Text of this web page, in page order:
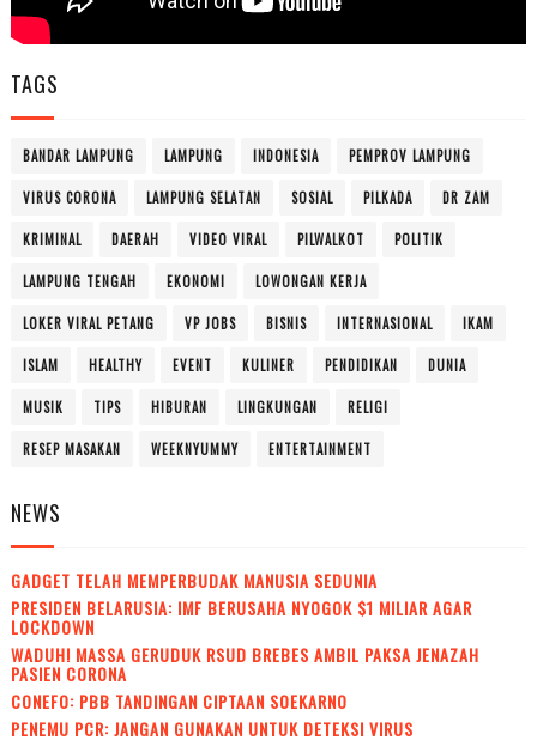
TAGS
BANDAR LAMPUNG LAMPUNG INDONESIA PEMPROV LAMPUNG
VIRUS CORONA LAMPUNG SELATAN SOSIAL PILKADA DR ZAM
KRIMINAL DAERAH VIDEO VIRAL PILWALKOT POLITIK
LAMPUNG TENGAH EKONOMI LOWONGAN KERJA
LOKER VIRAL PETANG VP JOBS BISNIS INTERNASIONAL IKAM
ISLAM HEALTHY EVENT KULINER PENDIDIKAN DUNIA
MUSIK TIPS HIBURAN LINGKUNGAN RELIGI
RESEP MASAKAN WEEKNYUMMY ENTERTAINMENT
NEWS
GADGET TELAH MEMPERBUDAK MANUSIA SEDUNIA
PRESIDEN BELARUSIA: IMF BERUSAHA NYOGOK $1 MILIAR AGAR
LOCKDOWN
WADUH! MASSA GERUDUK RSUD BREBES AMBIL PAKSA JENAZAH
PASIEN CORONA
CONEFO: PBB TANDINGAN CIPTAAN SOEKARNO
PENEMU PCR: JANGAN GUNAKAN UNTUK DETEKSI VIRUS